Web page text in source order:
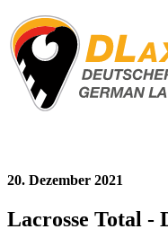
20. Dezember 2021
Lacrosse Total -